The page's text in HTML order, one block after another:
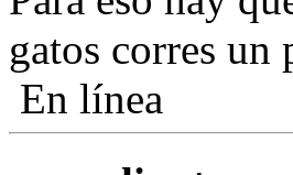
gatos corres
En línea